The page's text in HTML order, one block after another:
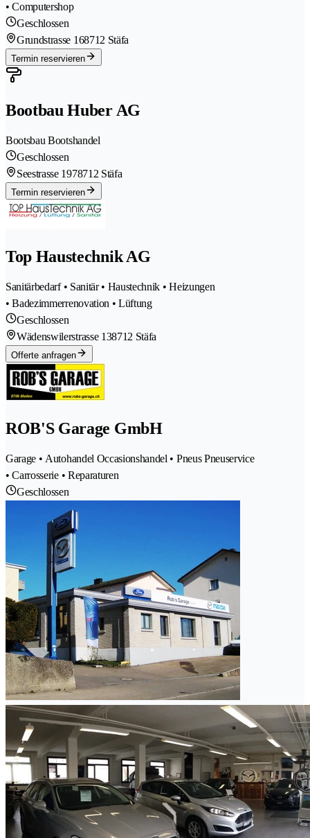
• Computershop
Geschlossen
Grundstrasse 168712 Stäfa
Termin reservieren
Bootbau Huber AG
Bootsbau Bootshandel
Geschlossen
Seestrasse 1978712 Stäfa
Termin reservieren
Top Haustechnik AG
Sanitärbedarf • Sanitär • Haustechnik • Heizungen
• Badezimmerrenovation • Lüftung
Geschlossen
Wädenswilerstrasse 138712 Stäfa
Offerte anfragen
ROB'S Garage GmbH
Garage • Autohandel Occasionshandel • Pneus Pneuservice
• Carrosserie • Reparaturen
Geschlossen